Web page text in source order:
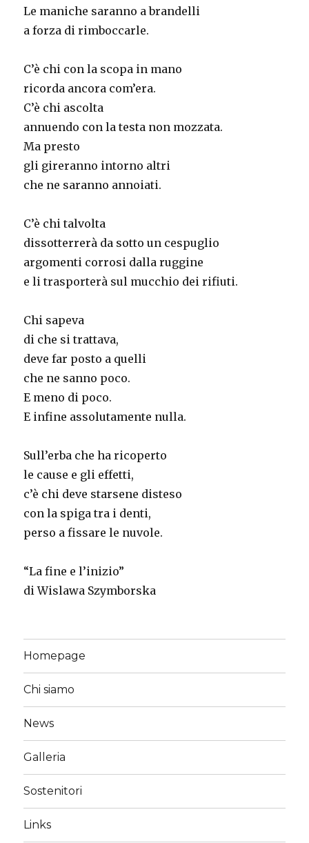
Le maniche saranno a brandelli
a forza di rimboccarle.
C’è chi con la scopa in mano
ricorda ancora com’era.
C’è chi ascolta
annuendo con la testa non mozzata.
Ma presto
gli gireranno intorno altri
che ne saranno annoiati.
C’è chi talvolta
dissotterrerà da sotto un cespuglio
argomenti corrosi dalla ruggine
e li trasporterà sul mucchio dei rifiuti.
Chi sapeva
di che si trattava,
deve far posto a quelli
che ne sanno poco.
E meno di poco.
E infine assolutamente nulla.
Sull’erba che ha ricoperto
le cause e gli effetti,
c’è chi deve starsene disteso
con la spiga tra i denti,
perso a fissare le nuvole.
“La fine e l’inizio”
di Wislawa Szymborska
Homepage
Chi siamo
News
Galleria
Sostenitori
Links